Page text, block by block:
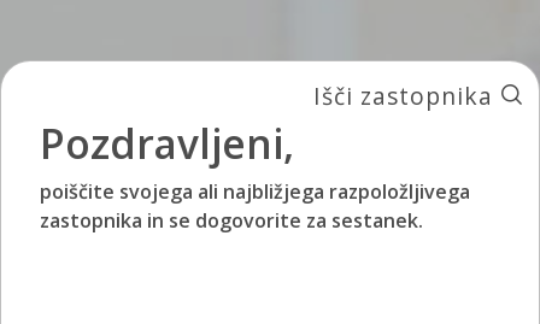
Išči zastopnika
Pozdravljeni,
poiščite svojega ali najbližjega razpoložljivega
zastopnika in se dogovorite za sestanek.